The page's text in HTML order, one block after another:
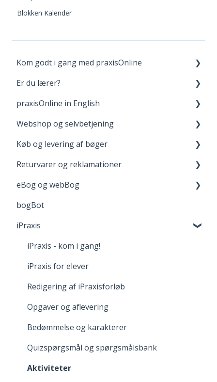
Kom godt i gang med praxisOnline
Opret bruger og login
Dine materialer på praxisOnline
Hjælp til tekniske udfordringer
Er du lærer?
Fagpakker
webBog og eBog+
boost
FGU - pædagogiske værktøjer
praxisOnline in English
Manage Your Account
Your Materials on praxisOnline
Help with Technical Issues
Webshop og selvbetjening
Opret bruger og login
Når du handler
Køb og levering af bøger
Levering
Adgang til digitale materialer
Returvarer og reklamationer
Returnering
Reklamation
Fortrydelsesret
eBog og webBog
Kom godt i gang med webBogen
bogBot
iPraxis
iPraxis - kom i gang!
iPraxis for elever
Redigering af iPraxisforløb
Opgaver og aflevering
Bedømmelse og karakterer
Quizspørgsmål og spørgsmålsbank
Aktiviteter
Blokken Kalender